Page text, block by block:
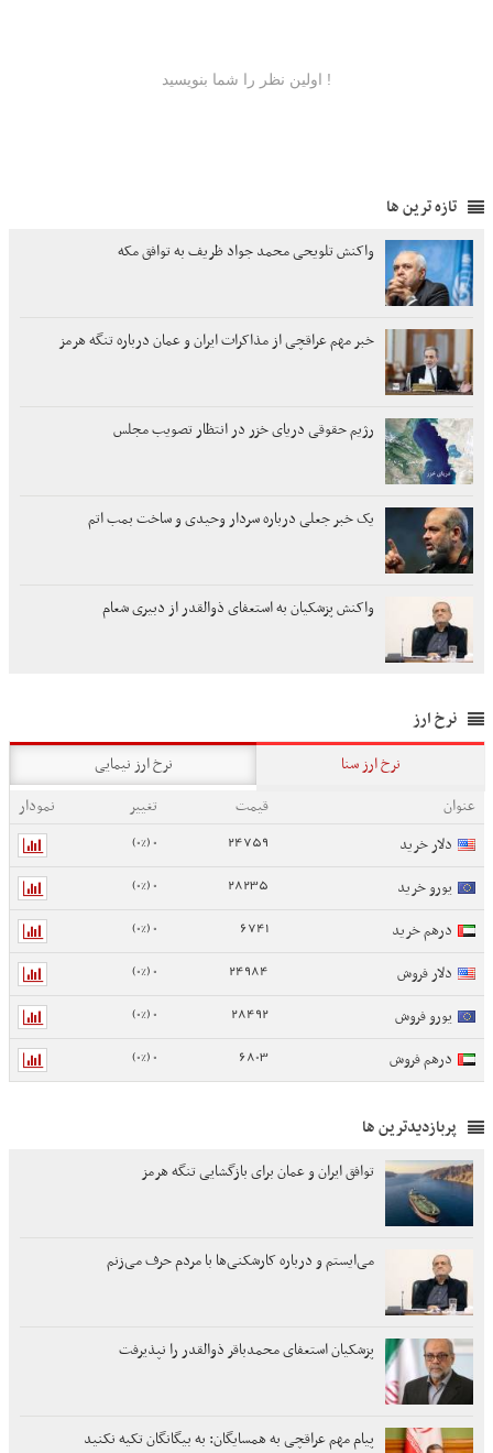
تازه ترین ها
واکنش تلویحی محمد جواد ظریف به توافق مکه
خبر مهم عراقچی از مذاکرات ایران و عمان درباره تنگه هرمز
رژیم حقوقی دریای خزر در انتظار تصویب مجلس
یک خبر جعلی درباره سردار وحیدی و ساخت بمب اتم
واکنش پزشکیان به استعفای ذوالقدر از دبیری شعام
نرخ ارز
نرخ ارز سنا
نرخ ارز نیمایی
عنوان
قیمت تغییر
نمودار
دلار خرید
24759
0 (0%)
یورو خرید 28235
0 (0%)
درهم خرید 6741
0 (0%)
دلار فروش 24984
0 (0%)
یورو فروش 28492
0 (0%)
درهم فروش 6803
0 (0%)
پربازدیدترین ها
توافق ایران و عمان برای بازگشایی تنگه هرمز
می‌ایستم و درباره کارشکنی‌ها با مردم حرف می‌زنم
پزشکیان استعفای محمدباقر ذوالقدر را نپذیرفت
پیام مهم عراقچی به همسایگان: به بیگانگان تکیه نکنید